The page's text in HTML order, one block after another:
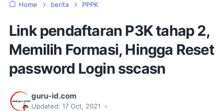
Home berita PPPK
Link pendaftaran P3K tahap 2,
Memilih Formasi, Hingga Reset
password Login sscasn
guru-id.com
Updated: 17 Oct, 2021
•